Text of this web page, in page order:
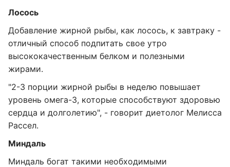
Лосось
Добавление жирной рыбы, как лосось, к завтраку -
отличный способ подпитать свое утро
высококачественным белком и полезными
жирами.
"2-3 порции жирной рыбы в неделю повышает
уровень омега-3, которые способствуют здоровью
сердца и долголетию", - говорит диетолог Мелисса
Рассел.
Миндаль
Миндаль богат такими необходимыми